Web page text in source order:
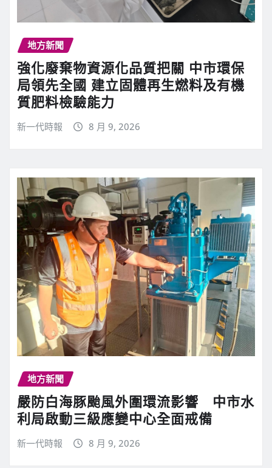
地方新聞
強化廢棄物資源化品質把關 中市環保
局領先全國 建立固體再生燃料及有機
質肥料檢驗能力
新一代時報 8 月 9, 2026
地方新聞
嚴防白海豚颱風外圍環流影響 中市水
利局啟動三級應變中心全面戒備
新一代時報 8 月 9, 2026